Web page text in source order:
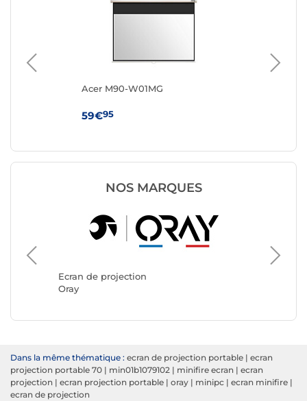
Acer M90-W01MG
59€95
NOS MARQUES
Ecran de projection
Oray
Ecran
INOVU
Dans la même thématique : ecran de projection portable | ecran
projection portable 70 | min01b1079102 | minifire ecran | ecran
projection | ecran projection portable | oray | minipc | ecran minifire |
ecran de projection